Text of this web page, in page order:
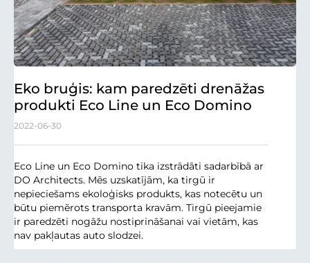
Eko bruģis: kam paredzēti drenāžas
produkti Eco Line un Eco Domino
2022-06-30
Eco Line un Eco Domino tika izstrādāti sadarbībā ar
DO Architects. Mēs uzskatījām, ka tirgū ir
nepieciešams ekoloģisks produkts, kas notecētu un
būtu piemērots transporta kravām. Tirgū pieejamie
ir paredzēti nogāžu nostiprināšanai vai vietām, kas
nav pakļautas auto slodzei.